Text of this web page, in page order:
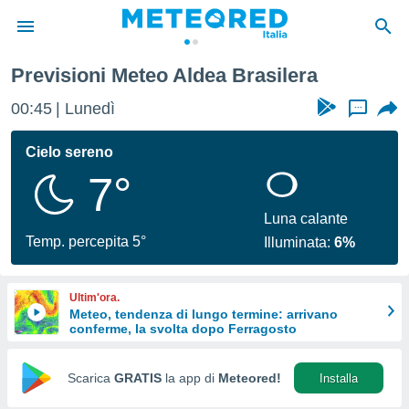
di
per
le
di
Web
Previsioni Meteo Aldea Brasilera
00:45 Lunedì ...
Cielo sereno
7°
Temp. percepita 5°
Luna calante
Illuminata:6%
Ultim'ora.
Meteo, tendenza di lungo termine: arrivano
conferme, la svolta dopo Ferragosto
Scarica GRATIS la app di Meteored! Installa